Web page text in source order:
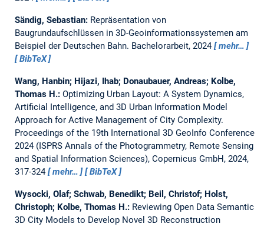
Sändig, Sebastian: Repräsentation von
Baugrundaufschlüssen in 3D-Geoinformationssystemen am
Beispiel der Deutschen Bahn. Bachelorarbeit, 2024
mehr…
BibTeX
Wang, Hanbin; Hijazi, Ihab; Donaubauer, Andreas; Kolbe,
Thomas H.: Optimizing Urban Layout: A System Dynamics,
Artificial Intelligence, and 3D Urban Information Model
Approach for Active Management of City Complexity.
Proceedings of the 19th International 3D GeoInfo Conference
2024 (ISPRS Annals of the Photogrammetry, Remote Sensing
and Spatial Information Sciences), Copernicus GmbH, 2024,
317-324
mehr… BibTeX
Wysocki, Olaf; Schwab, Benedikt; Beil, Christof; Holst,
Christoph; Kolbe, Thomas H.: Reviewing Open Data Semantic
3D City Models to Develop Novel 3D Reconstruction